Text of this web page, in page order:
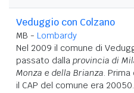
Veduggio con Colzano
MB - Lombardy
Nel 2009 il comune di
passato dalla provincia di
Monza e della Brianza.
il CAP del comune era 20050.